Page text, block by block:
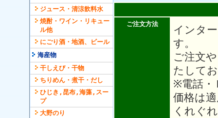
ジュース・清涼飲料水
焼酎・ワイン・リキュー
ル他
にごり酒・地酒、ビール
海産物
干しえび・干物
ちりめん・煮干・だし
ひじき,昆布,海藻,スー
プ
大野のり
ご注文方法
インタ
す。
ご注文
たして
※電話・
価格は
くれぐ